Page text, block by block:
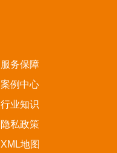
服务保障
案例中心
行业知识
隐私政策
XML地图